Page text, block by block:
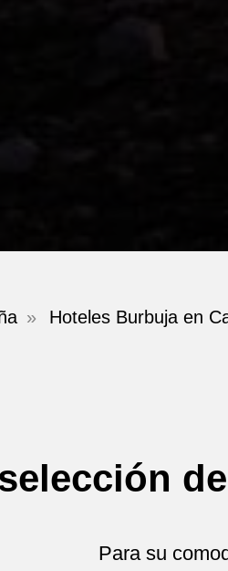
» Hoteles Burbuja en
Para su